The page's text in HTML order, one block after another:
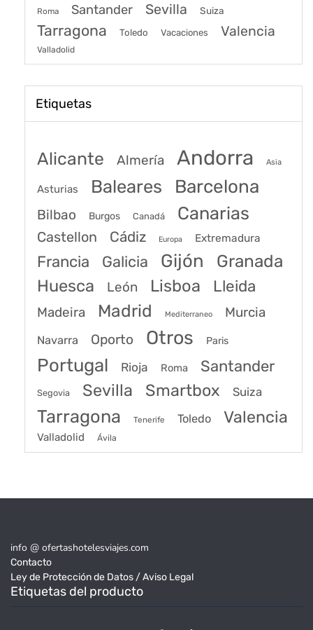
Roma Santander Sevilla Suiza
Tarragona Toledo Vacaciones Valencia
Valladolid
Etiquetas
Alicante Almería Andorra Asia
Asturias Baleares Barcelona
Bilbao Burgos Canadá Canarias
Castellon Cádiz Europa Extremadura
Francia Galicia Gijón Granada
Huesca León Lisboa Lleida
Madeira Madrid Mediterraneo Murcia
Navarra Oporto Otros Paris
Portugal Rioja Roma Santander
Segovia Sevilla Smartbox Suiza
Tarragona Tenerife Toledo Valencia
Valladolid Ávila
info @ ofertashotelesviajes.com
Contacto
Ley de Protección de Datos / Aviso Legal
Etiquetas del producto